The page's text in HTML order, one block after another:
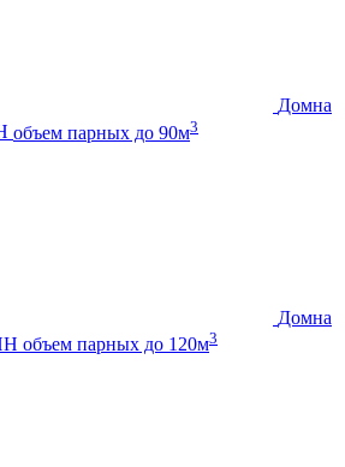
Домна
объем парных до 90м3
Домна
объем парных до 120м3